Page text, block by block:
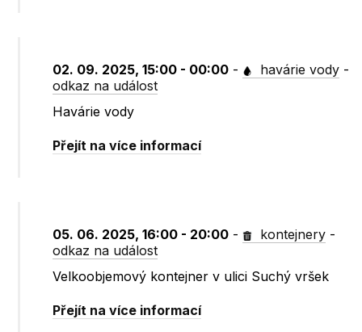
02. 09. 2025, 15:00 - 00:00 - havárie vody -
odkaz na událost
Havárie vody
Přejít na více informací
05. 06. 2025, 16:00 - 20:00 - kontejnery -
odkaz na událost
Velkoobjemový kontejner v ulici Suchý vršek
Přejít na více informací